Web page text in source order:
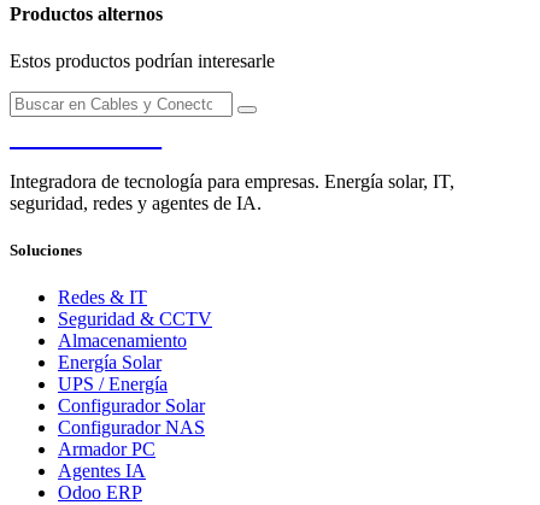
Productos alternos
Estos productos podrían interesarle
Integradora de tecnología para empresas. Energía solar, IT,
seguridad, redes y agentes de IA.
Soluciones
Redes & IT
Seguridad & CCTV
Almacenamiento
Energía Solar
UPS / Energía
Configurador Solar
Configurador NAS
Armador PC
Agentes IA
Odoo ERP